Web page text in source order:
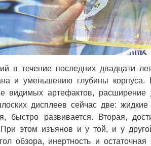
в течение последних двадцати
и уменьшению глубины
видимых артефактов, расширение
дисплеев сейчас две:
быстро развивается. Вторая,
этом изъянов и у той, и у
обзора, инертность и